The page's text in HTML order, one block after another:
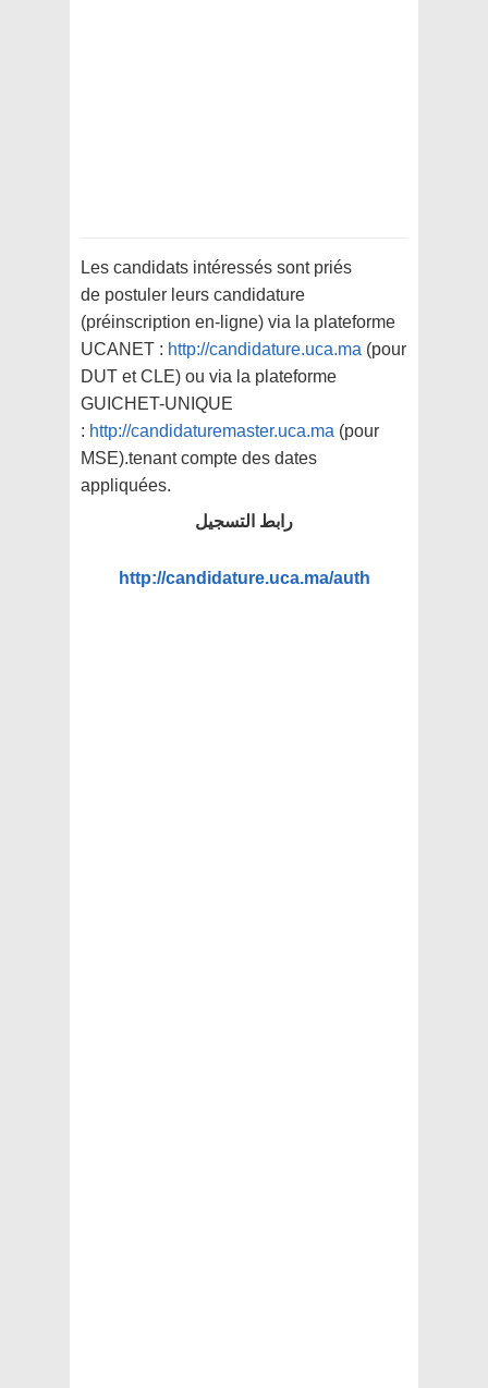
Les candidats intéressés sont priés
de postuler leurs candidature
(préinscription en-ligne) via la plateforme
UCANET : http://candidature.uca.ma (pour
DUT et CLE) ou via la plateforme
GUICHET-UNIQUE
: http://candidaturemaster.uca.ma (pour
MSE).tenant compte des dates
appliquées.
رابط التسجيل
http://candidature.uca.ma/auth